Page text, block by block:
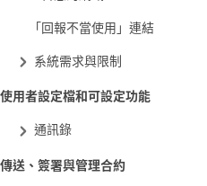
「回報不當使用」連結
系統需求與限制
使用者設定檔和可設定功能
通訊錄
傳送、簽署與管理合約